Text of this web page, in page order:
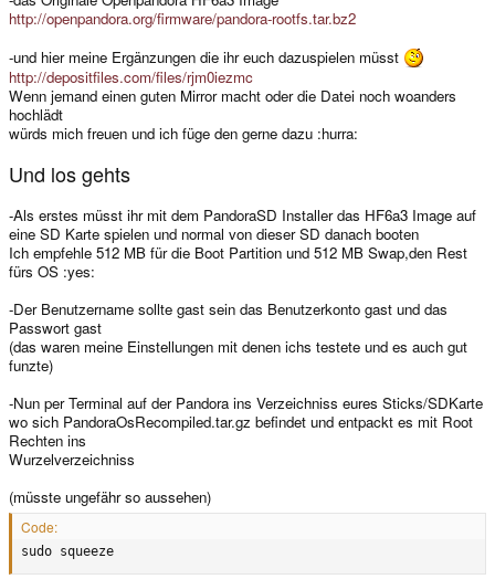
http://openpandora.org/firmware/pandora-rootfs.tar.bz2
-und hier meine Ergänzungen die ihr euch dazuspielen müsst
http://depositfiles.com/files/rjm0iezmc
Wenn jemand einen guten Mirror macht oder die Datei noch woanders
hochlädt
würds mich freuen und ich füge den gerne dazu :hurra:
Und los gehts
-Als erstes müsst ihr mit dem PandoraSD Installer das HF6a3 Image auf
eine SD Karte spielen und normal von dieser SD danach booten
Ich empfehle 512 MB für die Boot Partition und 512 MB Swap,den Rest
fürs OS :yes:
-Der Benutzername sollte gast sein das Benutzerkonto gast und das
Passwort gast
(das waren meine Einstellungen mit denen ichs testete und es auch gut
funzte)
-Nun per Terminal auf der Pandora ins Verzeichniss eures Sticks/SDKarte
wo sich PandoraOsRecompiled.tar.gz befindet und entpackt es mit Root
Rechten ins
Wurzelverzeichniss
(müsste ungefähr so aussehen)
Code:
sudo squeeze